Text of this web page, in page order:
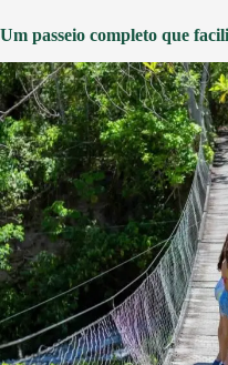
Um passeio completo que